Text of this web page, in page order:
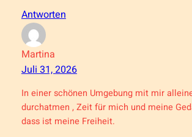
Antworten
Martina
Juli 31, 2026
In einer schönen Umgebung mit mir
durchatmen , Zeit für mich und meine
dass ist meine Freiheit.